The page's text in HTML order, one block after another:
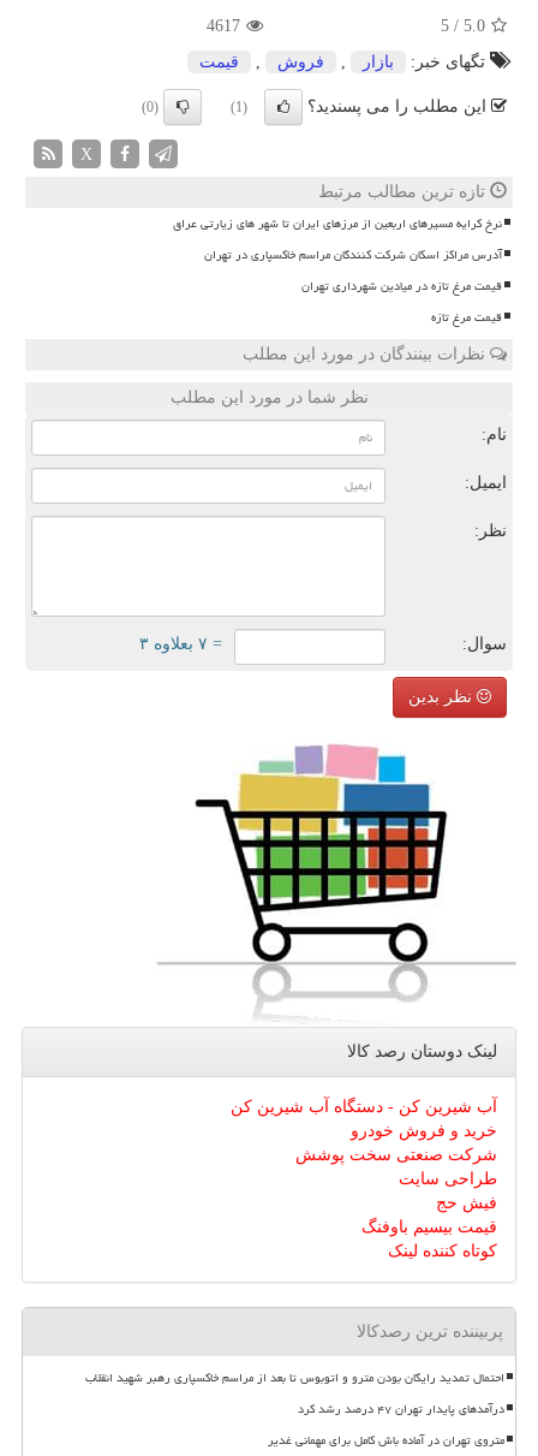
5.0
/
5
4617
تگهای خبر:
بازار فروش قیمت
این مطلب را می پسندید؟ (1)
(0)
X
تازه ترین مطالب مرتبط
نرخ کرایه مسیرهای اربعین از مرزهای ایران تا شهر های زیارتی عراق
آدرس مراکز اسکان شرکت کنندگان مراسم خاکسپاری در تهران
قیمت مرغ تازه در میادین شهرداری تهران
قیمت مرغ تازه
نظرات بینندگان در مورد این مطلب
نظر شما در مورد این مطلب
نام:
ایمیل:
نظر:
سوال: = ۷ بعلاوه ۳
نظر بدین
لینک دوستان رصد كالا
آب شیرین کن - دستگاه آب شیرین کن
خرید و فروش خودرو
شرکت صنعتی سخت پوشش
طراحی سایت
فیش حج
قیمت بیسیم باوفنگ
کوتاه کننده لینک
پربیننده ترین رصدکالا
احتمال تمدید رایگان بودن مترو و اتوبوس تا بعد از مراسم خاکسپاری رهبر شهید انقلاب
درآمدهای پایدار تهران ۴۷ درصد رشد کرد
متروی تهران در آماده باش کامل برای مهمانی غدیر